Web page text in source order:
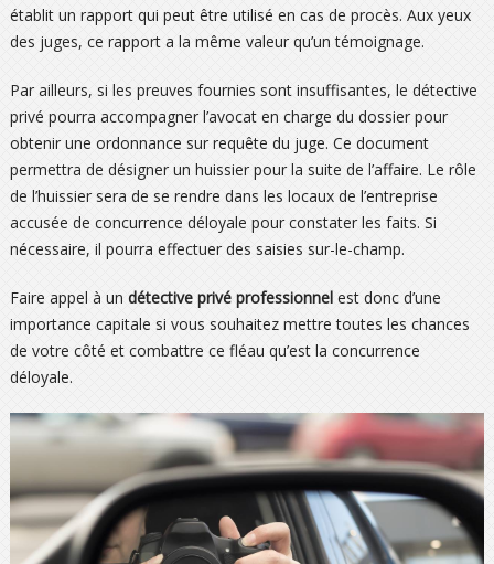
établit un rapport qui peut être utilisé en cas de procès. Aux yeux
des juges, ce rapport a la même valeur qu’un témoignage.
Par ailleurs, si les preuves fournies sont insuffisantes, le détective
privé pourra accompagner l’avocat en charge du dossier pour
obtenir une ordonnance sur requête du juge. Ce document
permettra de désigner un huissier pour la suite de l’affaire. Le rôle
de l’huissier sera de se rendre dans les locaux de l’entreprise
accusée de concurrence déloyale pour constater les faits. Si
nécessaire, il pourra effectuer des saisies sur-le-champ.
Faire appel à un détective privé professionnelest donc d’une
importance capitale si vous souhaitez mettre toutes les chances
de votre côté et combattre ce fléau qu’est la concurrence
déloyale.